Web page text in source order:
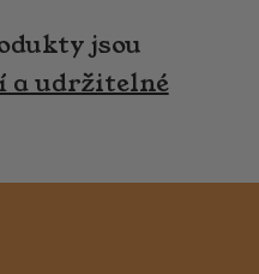
jsou
a udržitelné